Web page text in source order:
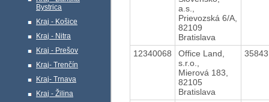
Bystrica
Kraj - Košice
Kraj - Nitra
Kraj - Prešov
Kraj- Trenčín
Kraj- Trnava
Kraj - Žilina
a.s.,
Prievozská 6/A,
82109
Bratislava
12340068
Office Land,
s.r.o.,
Mierová 183,
82105
Bratislava